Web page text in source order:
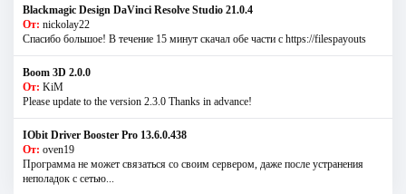
Blackmagic Design DaVinci Resolve Studio 21.0.4
От: nickolay22
Спасибо большое! В течение 15 минут скачал обе части с https://filespayouts
Boom 3D 2.0.0
От: KiM
Please update to the version 2.3.0 Thanks in advance!
IObit Driver Booster Pro 13.6.0.438
От: oven19
Программа не может связаться со своим сервером, даже после устранения
неполадок с сетью...